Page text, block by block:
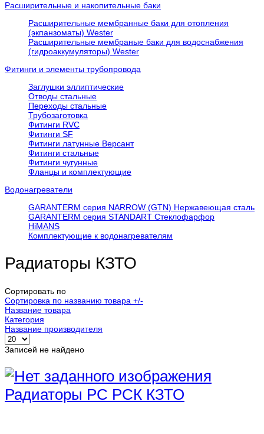
Расширительные и накопительные баки
Расширительные мембранные баки для отопления
(экпанзоматы) Wester
Расширительные мембраные баки для водоснабжения
(гидроаккумуляторы) Wester
Фитинги и элементы трубопровода
Заглушки эллиптические
Отводы стальные
Переходы стальные
Трубозаготовка
Фитинги RVC
Фитинги SF
Фитинги латунные Версант
Фитинги стальные
Фитинги чугунные
Фланцы и комплектующие
Водонагреватели
GARANTERM серия NARROW (GTN) Нержавеющая сталь
GARANTERM серия STANDART Стеклофарфор
HiMANS
Комплектующие к водонагревателям
Радиаторы КЗТО
Сортировать по
Сортировка по названию товара +/-
Название товара
Категория
Название производителя
Записей не найдено
Радиаторы РС РСК КЗТО